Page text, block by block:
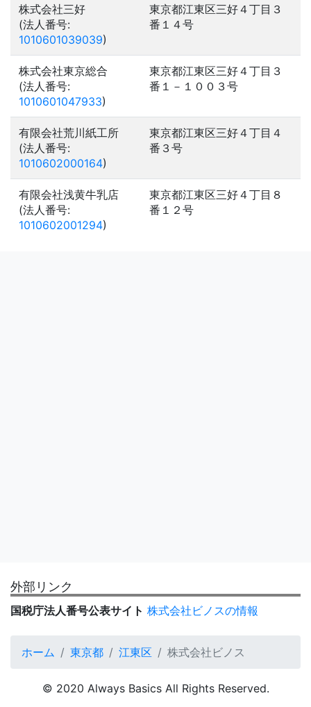
株式会社三好
(法人番号:
1010601039039)
東京都江東区三好４丁目３
番１４号
株式会社東京総合
(法人番号:
1010601047933)
東京都江東区三好４丁目３
番１－１００３号
有限会社荒川紙工所
(法人番号:
1010602000164)
東京都江東区三好４丁目４
番３号
有限会社浅黄牛乳店
(法人番号:
1010602001294)
東京都江東区三好４丁目８
番１２号
外部リンク
国税庁法人番号公表サイト 株式会社ビノスの情報
ホーム 東京都 江東区 株式会社ビノス
© 2020 Always Basics All Rights Reserved.